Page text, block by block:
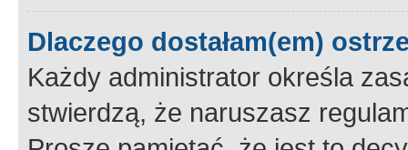
Dlaczego dostałam(em)
Każdy administrator określa
stwierdzą, że naruszasz